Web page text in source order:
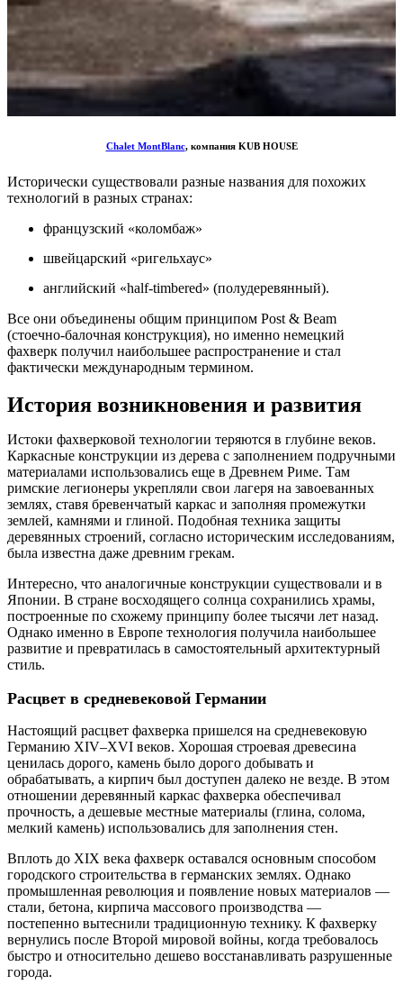
Chalet MontBlanc, компания KUB HOUSE
Исторически существовали разные названия для похожих
технологий в разных странах:
французский «коломбаж»
швейцарский «ригельхаус»
английский «half-timbered» (полудеревянный).
Все они объединены общим принципом Post & Beam
(стоечно-балочная конструкция), но именно немецкий
фахверк получил наибольшее распространение и стал
фактически международным термином.
История возникновения и развития
Истоки фахверковой технологии теряются в глубине веков.
Каркасные конструкции из дерева с заполнением подручными
материалами использовались еще в Древнем Риме. Там
римские легионеры укрепляли свои лагеря на завоеванных
землях, ставя бревенчатый каркас и заполняя промежутки
землей, камнями и глиной. Подобная техника защиты
деревянных строений, согласно историческим исследованиям,
была известна даже древним грекам.
Интересно, что аналогичные конструкции существовали и в
Японии. В стране восходящего солнца сохранились храмы,
построенные по схожему принципу более тысячи лет назад.
Однако именно в Европе технология получила наибольшее
развитие и превратилась в самостоятельный архитектурный
стиль.
Расцвет в средневековой Германии
Настоящий расцвет фахверка пришелся на средневековую
Германию XIV–XVI веков. Хорошая строевая древесина
ценилась дорого, камень было дорого добывать и
обрабатывать, а кирпич был доступен далеко не везде. В этом
отношении деревянный каркас фахверка обеспечивал
прочность, а дешевые местные материалы (глина, солома,
мелкий камень) использовались для заполнения стен.
Вплоть до XIX века фахверк оставался основным способом
городского строительства в германских землях. Однако
промышленная революция и появление новых материалов —
стали, бетона, кирпича массового производства —
постепенно вытеснили традиционную технику. К фахверку
вернулись после Второй мировой войны, когда требовалось
быстро и относительно дешево восстанавливать разрушенные
города.